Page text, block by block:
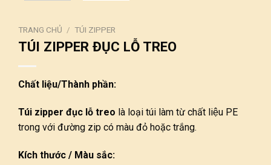
TRANG CHỦ / TÚI ZIPPER
TÚI ZIPPER ĐỤC LỖ TREO
Chất liệu/Thành phần:
Túi zipper đục lỗ treo là loại túi làm từ chất liệu PE
trong với đường zip có màu đỏ hoặc trắng.
Kích thước / Màu sắc: